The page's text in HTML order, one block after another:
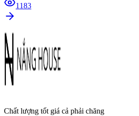
1183
Chất lượng tốt giá cả phải chăng